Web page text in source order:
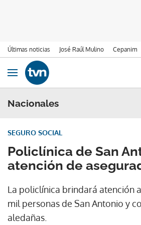
Últimas noticias José Raúl Mulino Cepanim
Ir al contenido
Obrir navegació
Nacionales
Policlínica de San
atención de
SEGURO SOCIAL
La policlínica brindará atención
mil personas de San Antonio y
aledañas.